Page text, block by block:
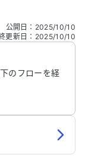
身の病気の詳細な
公開日 ： 2025/10/10
更新日 ： 2025/10/10
のフローを経